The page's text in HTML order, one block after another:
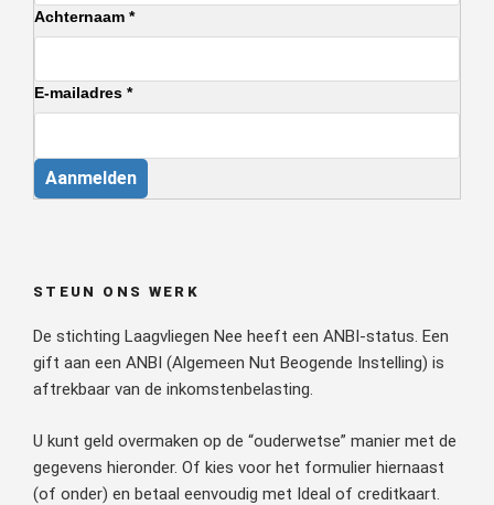
Achternaam *
E-mailadres *
Aanmelden
STEUN ONS WERK
De stichting Laagvliegen Nee heeft een ANBI-status. Een
gift aan een ANBI (Algemeen Nut Beogende Instelling) is
aftrekbaar van de inkomstenbelasting.
U kunt geld overmaken op de “ouderwetse” manier met de
gegevens hieronder. Of kies voor het formulier hiernaast
(of onder) en betaal eenvoudig met Ideal of creditkaart.